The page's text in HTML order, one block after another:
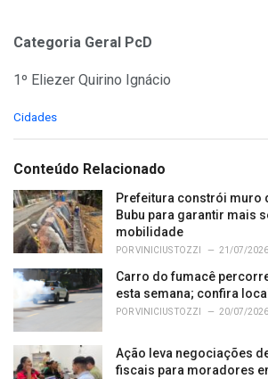
Categoria Geral PcD
1º Eliezer Quirino Ignácio
C
e
o
r
i
e
:
Cidades
Conteúdo Relacionado
Prefeitura constrói muro
Bubu para garantir mais
mobilidade
PORVINICIUS TOZZI 21/07/2026
Carro do fumacê
esta semana; confira
PORVINICIUS TOZZI 20/07/2026
Ação leva negociações
fiscais para moradores